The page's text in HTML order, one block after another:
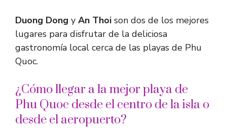
Duong Dong y An Thoi son dos de los mejores
lugares para disfrutar de la deliciosa
gastronomía local cerca de las playas de Phu
Quoc.
¿Cómo llegar a la mejor playa de
Phu Quoc desde el centro de la isla o
desde el aeropuerto?